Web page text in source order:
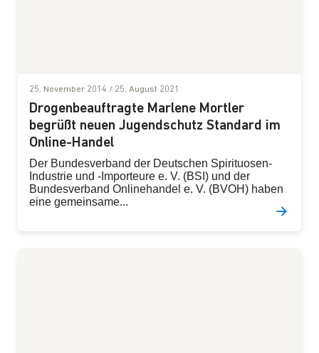
25. November 2014 / 25. August 2021
Drogenbeauftragte Marlene Mortler
begrüßt neuen Jugendschutz Standard im
Online-Handel
Der Bundesverband der Deutschen Spirituosen-
Industrie und -Importeure e. V. (BSI) und der
Bundesverband Onlinehandel e. V. (BVOH) haben
eine gemeinsame...